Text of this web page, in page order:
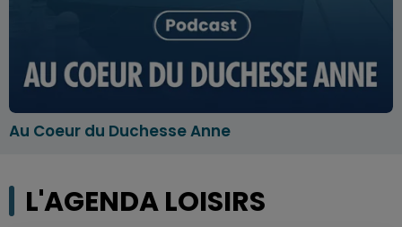
Au Coeur du Duchesse Anne
L'AGENDA LOISIRS